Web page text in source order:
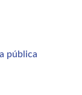
pública